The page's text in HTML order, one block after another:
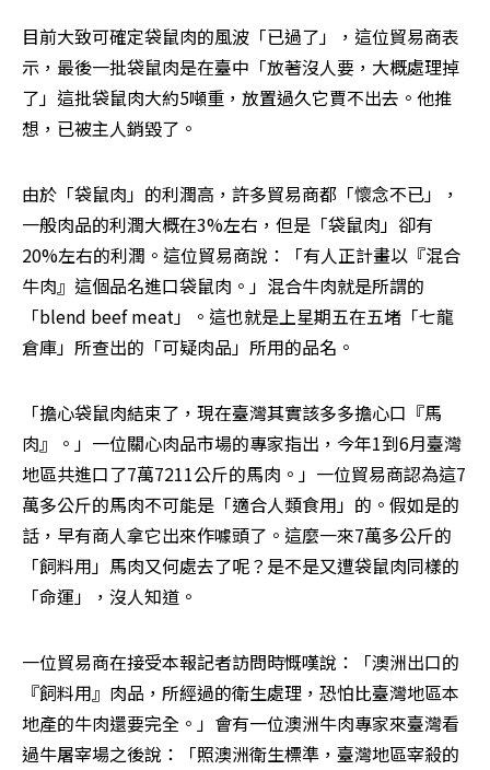
目前大致可確定袋鼠肉的風波「已過了」，這位貿易商表
示，最後一批袋鼠肉是在臺中「放著沒人要，大概處理掉
了」這批袋鼠肉大約5噸重，放置過久它賈不出去。他推
想，已被主人銷毀了。
由於「袋鼠肉」的利潤高，許多貿易商都「懷念不已」，
一般肉品的利潤大概在3%左右，但是「袋鼠肉」卻有
20%左右的利潤。這位貿易商說：「有人正計畫以『混合
牛肉』這個品名進口袋鼠肉。」混合牛肉就是所謂的
「blend beef meat」。這也就是上星期五在五堵「七龍
倉庫」所查出的「可疑肉品」所用的品名。
「擔心袋鼠肉結束了，現在臺灣其實該多多擔心口『馬
肉』。」一位關心肉品市場的專家指出，今年1到6月臺灣
地區共進口了7萬7211公斤的馬肉。」一位貿易商認為這7
萬多公斤的馬肉不可能是「適合人類食用」的。假如是的
話，早有商人拿它出來作噱頭了。這麼一來7萬多公斤的
「飼料用」馬肉又何處去了呢？是不是又遭袋鼠肉同樣的
「命運」，沒人知道。
一位貿易商在接受本報記者訪問時慨嘆說：「澳洲出口的
『飼料用』肉品，所經過的衛生處理，恐怕比臺灣地區本
地產的牛肉還要完全。」會有一位澳洲牛肉專家來臺灣看
過牛屠宰場之後說：「照澳洲衛生標準，臺灣地區宰殺的